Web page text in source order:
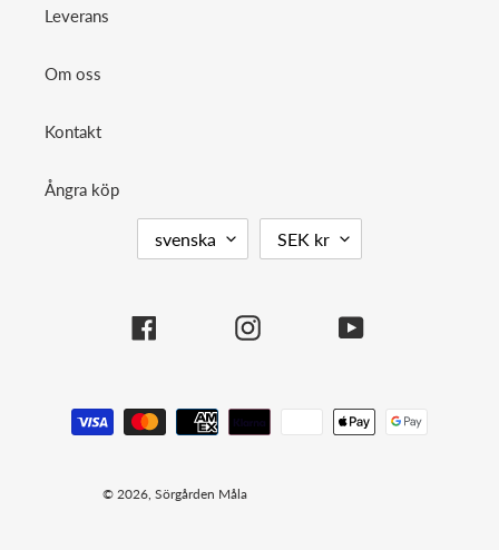
Leverans
Om oss
Kontakt
Ångra köp
K
svenska
T
A
SEK kr
Betalningsmetoder
© 2026, Sörgården Måla